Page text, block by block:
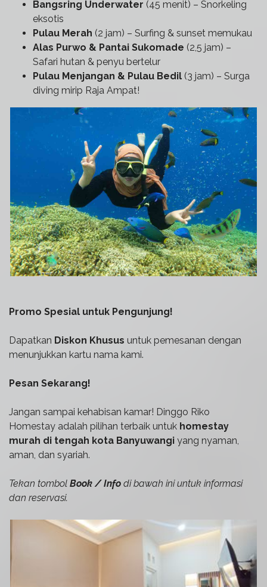
Bangsring Underwater (45 menit) – Snorkeling
eksotis
Pulau Merah (2 jam) – Surfing & sunset memukau
Alas Purwo & Pantai Sukomade (2,5 jam) –
Safari hutan & penyu bertelur
Pulau Menjangan & Pulau Bedil (3 jam) – Surga
diving mirip Raja Ampat!
Promo Spesial untuk Pengunjung!
Dapatkan Diskon Khusus untuk pemesanan dengan
menunjukkan kartu nama kami.
Pesan Sekarang!
Jangan sampai kehabisan kamar! Dinggo Riko
Homestay adalah pilihan terbaik untuk homestay
murah di tengah kota Banyuwangi yang nyaman,
aman, dan syariah.
Tekan tombol Book / Info di bawah ini untuk informasi
dan reservasi.